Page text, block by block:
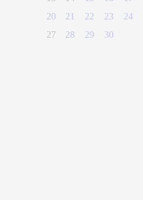
20
21 22 23 24
27
28 29 30